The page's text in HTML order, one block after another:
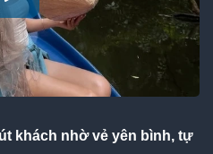
khách nhờ vẻ yên bình, tự